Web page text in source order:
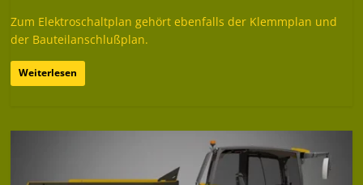
Zum Elektroschaltplan gehört ebenfalls der Klemmplan und
der Bauteilanschlußplan.
Weiterlesen